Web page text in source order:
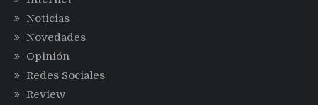
Noticias
Novedades
Opinión
Redes Sociales
Review